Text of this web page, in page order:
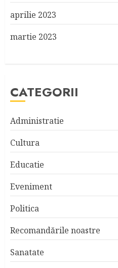
aprilie 2023
martie 2023
CATEGORII
Administratie
Cultura
Educatie
Eveniment
Politica
Recomandările noastre
Sanatate